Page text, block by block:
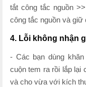
tắt công tắc nguồn
công tắc nguồn và giữ
4. Lỗi không nhận
- Các bạn dùng
cuộn tem ra rồi lắp lại
và cho vừa với kích